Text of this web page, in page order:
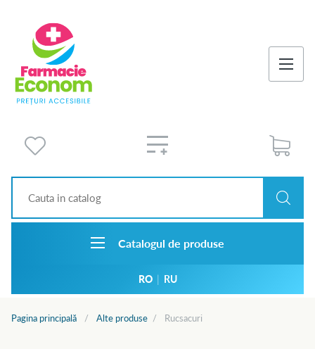
Catalogul de produse
RO | RU
Pagina principală Alte produse Rucsacuri